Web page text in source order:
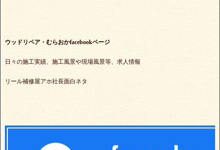
ウッドリペア・むらおかfacebookページ
日々の施工実績、施工風景や現場風景等、求人情報
リール補修屋アホ社長面白ネタ